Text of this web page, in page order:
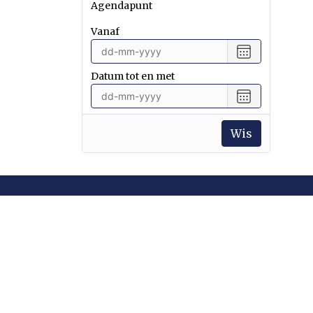
Agendapunt
vanaf
Selecteer
een
vanaf
Datum tot en met
Selecteer
een
datum
tot
en
Wis